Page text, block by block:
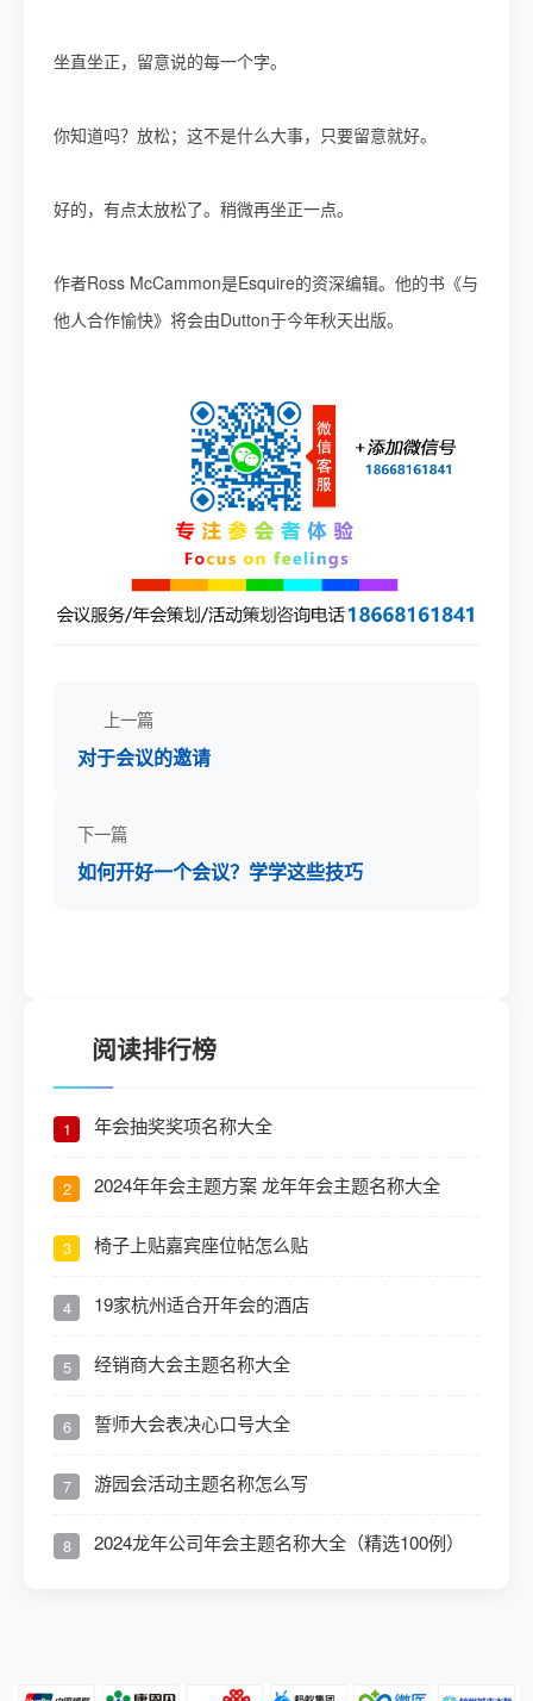
坐直坐正，留意说的每一个字。
你知道吗？放松；这不是什么大事，只要留意就好。
好的，有点太放松了。稍微再坐正一点。
作者Ross McCammon是Esquire的资深编辑。他的书《与
他人合作愉快》将会由Dutton于今年秋天出版。
上一篇
对于会议的邀请
下一篇
如何开好一个会议？学学这些技巧
阅读排行榜
1 年会抽奖奖项名称大全
2 2024年年会主题方案 龙年年会主题名称大全
3 椅子上贴嘉宾座位帖怎么贴
4 19家杭州适合开年会的酒店
5 经销商大会主题名称大全
6 誓师大会表决心口号大全
7 游园会活动主题名称怎么写
8 2024龙年公司年会主题名称大全（精选100例）